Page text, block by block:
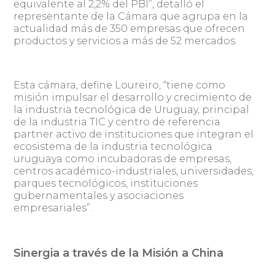
equivalente al 2,2% del PBI”, detalló el
representante de la Cámara que agrupa en la
actualidad más de 350 empresas que ofrecen
productos y servicios a más de 52 mercados.
Esta cámara, define Loureiro, “tiene como
misión impulsar el desarrollo y crecimiento de
la industria tecnológica de Uruguay, principal
de la industria TIC y centro de referencia
partner activo de instituciones que integran el
ecosistema de la industria tecnológica
uruguaya como incubadoras de empresas,
centros académico-industriales, universidades,
parques tecnológicos, instituciones
gubernamentales y asociaciones
empresariales”.
Sinergia a través de la Misión a China